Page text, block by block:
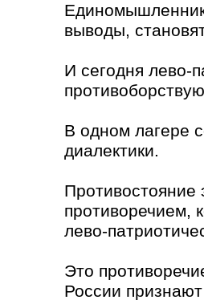
выводы,
И сегодня лево-
В одном лагере
диалектики.
Противостояние
противоречием,
лево-
Это
России